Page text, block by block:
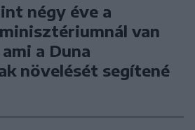
négy éve a
van
a Duna
növelését segítené